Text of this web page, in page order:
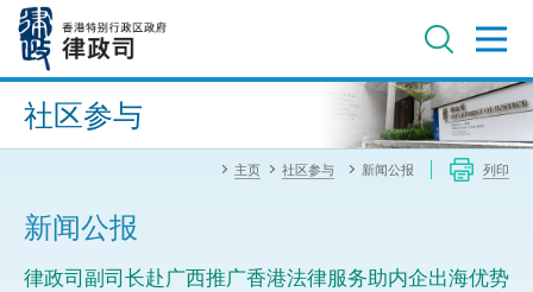
内
进阶搜寻
社区参与
主页 社区参与 新闻公报 列印
新闻公报
律政司副司长赴广西推广香港法律服务助内企出海优势